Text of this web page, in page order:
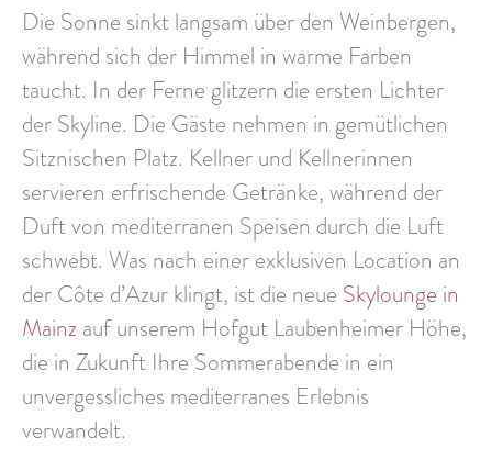
Die Sonne sinkt langsam über den Weinbergen,
während sich der Himmel in warme Farben
taucht. In der Ferne glitzern die ersten Lichter
der Skyline. Die Gäste nehmen in gemütlichen
Sitznischen Platz. Kellner und Kellnerinnen
servieren erfrischende Getränke, während der
Duft von mediterranen Speisen durch die Luft
schwebt. Was nach einer exklusiven Location an
der Côte d’Azur klingt, ist die neue Skylounge in
Mainz auf unserem Hofgut Laubenheimer Höhe,
die in Zukunft Ihre Sommerabende in ein
unvergessliches mediterranes Erlebnis
verwandelt.